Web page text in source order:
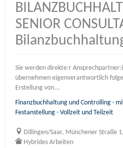
SENIOR
Sie werden direkte:r
übernehmen eigenverantwortlich
Erstellung von...
Finanzbuchhaltung und Controlling -
Festanstellung - Vollzeit und Teilzeit
Dillingen/Saar, Münchener Straße
Hybrides Arbeiten